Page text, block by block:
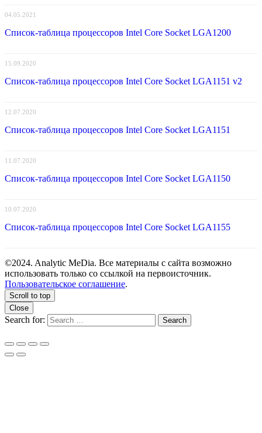
04.05.2021
Список-таблица процессоров Intel Core Socket LGA1200
15.09.2020
Список-таблица процессоров Intel Core Socket LGA1151 v2
12.07.2020
Список-таблица процессоров Intel Core Socket LGA1151
11.07.2020
Список-таблица процессоров Intel Core Socket LGA1150
10.07.2020
Список-таблица процессоров Intel Core Socket LGA1155
©2024. Analytic MeDia. Все материалы с сайта возможно
использовать только со ссылкой на первоисточник.
Пользовательское соглашение.
Scroll to top
Close
Search for: Search